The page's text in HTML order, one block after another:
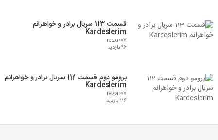
قسمت 113 سریال برادر و خواهرانم
Kardeslerim
reza007
96 بازدید
پرومو دوم قسمت 112 سریال برادر و خواهرانم
Kardeslerim
reza007
116 بازدید